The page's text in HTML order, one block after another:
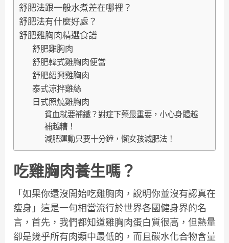
舒肥法跟一般水煮差在哪裡？
舒肥法有什麼好處？
舒肥雞胸肉精選食譜
舒肥雞胸肉
舒肥韓式雞胸肉便當
舒肥紹興雞胸肉
泰式涼拌雞絲
日式照燒雞胸肉
貧血就要補鐵？對症下藥最重要，小心身體越
補越糟！
減肥運動只要十分鐘，懶女孩減肥法！
吃雞胸肉養生嗎？
「如果你還沒開始吃雞胸肉，說明你並沒有認真在
瘦身」這是一句相當流行於世界各國健身界的名
言，首先，我們都知道雞胸肉蛋白質很高，但熱量
卻是幾乎所有肉類中最低的，而且碳水化合物含量